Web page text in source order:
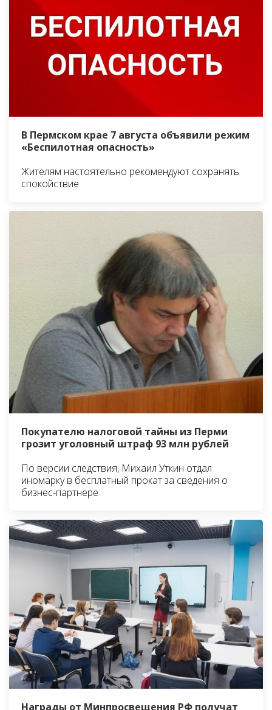
В Пермском крае 7 августа объявили режим
«Беспилотная опасность»
Жителям настоятельно рекомендуют сохранять
спокойствие
Покупателю налоговой тайны из Перми
грозит уголовный штраф 93 млн рублей
По версии следствия, Михаил Уткин отдал
иномарку в бесплатный прокат за сведения о
бизнес-партнере
Награды от Минпросвещения РФ получат